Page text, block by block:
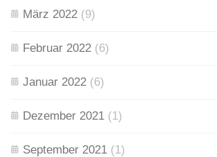
März 2022 (9)
Februar 2022 (6)
Januar 2022 (6)
Dezember 2021 (1)
September 2021 (1)